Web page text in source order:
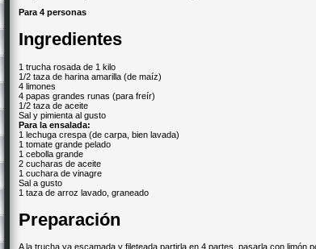
Para 4 personas
Ingredientes
1 trucha rosada de 1 kilo
1/2 taza de harina amarilla (de maíz)
4 limones
4 papas grandes runas (para freír)
1/2 taza de aceite
Sal y pimienta al gusto
Para la ensalada:
1 lechuga crespa (de carpa, bien lavada)
1 tomate grande pelado
1 cebolla grande
2 cucharas de aceite
1 cuchara de vinagre
Sal a gusto
1 taza de arroz lavado, graneado
Preparación
A la trucha ya escamada y fileteada partirla en 4 partes, pasarla con limón